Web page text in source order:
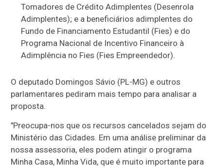
Tomadores de Crédito Adimplentes (Desenrola
Adimplentes); e a beneficiários adimplentes do
Fundo de Financiamento Estudantil (Fies) e do
Programa Nacional de Incentivo Financeiro à
Adimplência no Fies (Fies Empreendedor).
O deputado Domingos Sávio (PL-MG) e outros
parlamentares pediram mais tempo para analisar a
proposta.
"Preocupa-nos que os recursos cancelados sejam do
Ministério das Cidades. Em uma análise preliminar da
nossa assessoria, eles podem atingir o programa
Minha Casa, Minha Vida, que é muito importante para